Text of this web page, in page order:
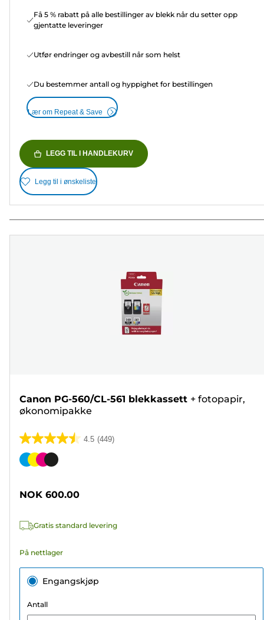
Få 5 % rabatt på alle bestillinger av blekk når du setter opp
gjentatte leveringer
Utfør endringer og avbestill når som helst
Du bestemmer antall og hyppighet for bestillingen
Lær om Repeat & Save
LEGG TIL I HANDLEKURV
Legg til i ønskeliste
Canon PG-560/CL-561 blekkassett + fotopapir,
økonomipakke
4.5 (449)
4.5
av
449
Fargekassett
NOK 600.00
Gratis standard levering
På nettlager
Engangskjøp
Antall